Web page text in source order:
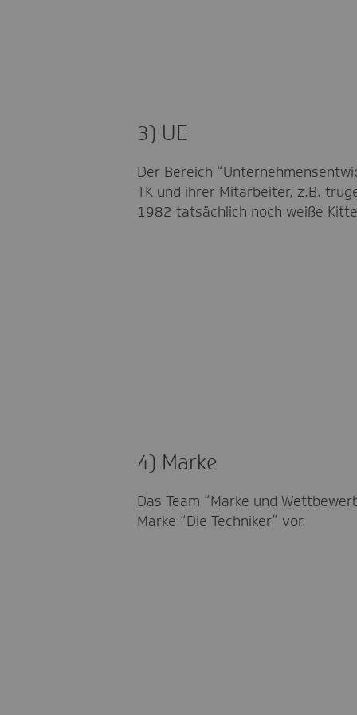
3) UE
Der Bereich
TK und ihrer Mitarbeiter, z.B.
1982 tatsächlich noch weiße
4) Marke
Das Team “Marke und
Marke “Die Techniker” vor.